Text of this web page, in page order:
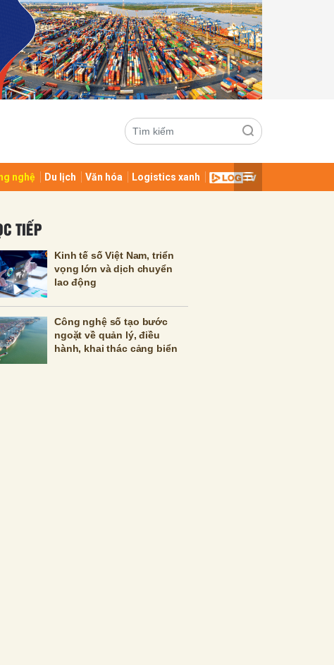
nghệ Du lịch Văn hóa Logistics xanh
TIẾP
Kinh tế số Việt Nam, triển
vọng lớn và dịch chuyển
lao động
Công nghệ số tạo bước
ngoặt về quản lý, điều
hành, khai thác cảng biển